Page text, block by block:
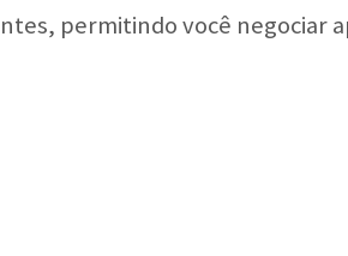
permitindo você negociar